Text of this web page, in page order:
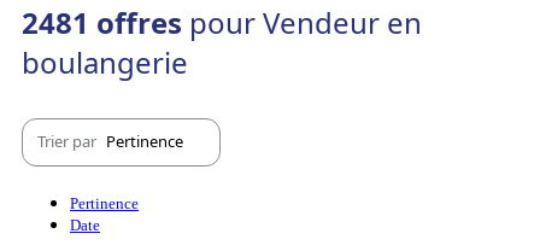
2481 offres pour Vendeur en
boulangerie
Trier par Pertinence
Pertinence
Date